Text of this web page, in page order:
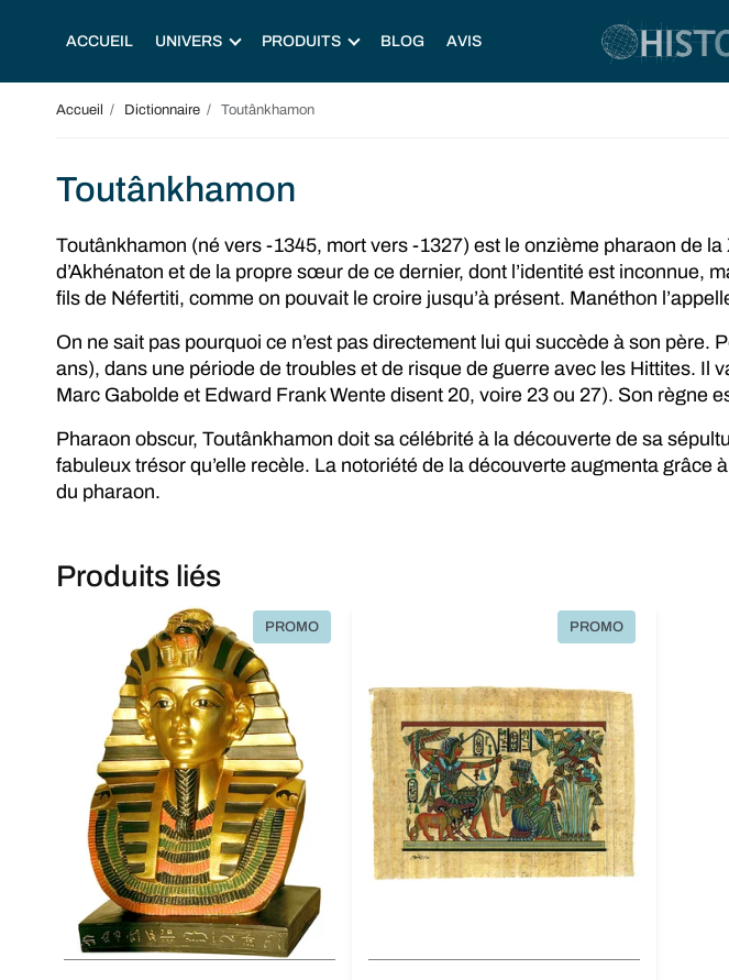
ACCUEIL UNIVERS PRODUITS BLOG AVIS
Accueil Dictionnaire Toutânkhamon
Toutânkhamon
Toutânkhamon (né vers -1345, mort vers -1327) est le onzième pharaon de la
d’Akhénaton et de la propre sœur de ce dernier, dont l’identité est inconnue,
fils de Néfertiti, comme on pouvait le croire jusqu’à présent. Manéthon
On ne sait pas pourquoi ce n’est pas directement lui qui succède à son
ans), dans une période de troubles et de risque de guerre avec les Hittites. Il
Marc Gabolde et Edward Frank Wente disent 20, voire 23 ou 27). Son règne
Pharaon obscur, Toutânkhamon doit sa célébrité à la découverte de sa
fabuleux trésor qu’elle recèle. La notoriété de la découverte augmenta grâce
du pharaon.
Produits liés
PROMO PROMO